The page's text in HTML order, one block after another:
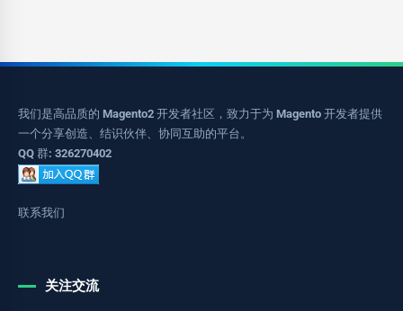
我们是高品质的 Magento2 开发者社区，致力于为 Magento 开发者提供
一个分享创造、结识伙伴、协同互助的平台。
QQ 群: 326270402
联系我们
关注交流